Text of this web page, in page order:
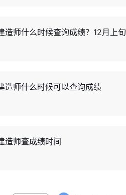
造师什么时候查询成绩？12月上旬
造师什么时候可以查询成绩
造师查成绩时间